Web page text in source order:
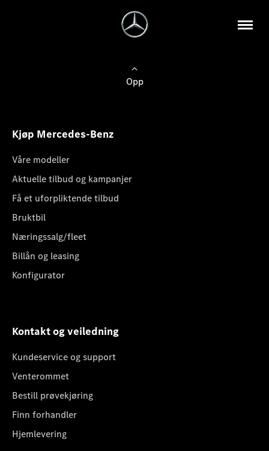
Opp
Kjøp Mercedes-Benz
Våre modeller
Aktuelle tilbud og kampanjer
Få et uforpliktende tilbud
Bruktbil
Næringssalg/fleet
Billån og leasing
Konfigurator
Kontakt og veiledning
Kundeservice og support
Venterommet
Bestill prøvekjøring
Finn forhandler
Hjemlevering